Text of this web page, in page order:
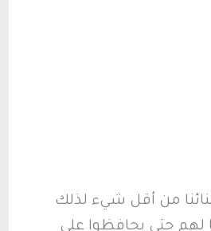
من أقل شيء لذلك
حتي يحافظوا على